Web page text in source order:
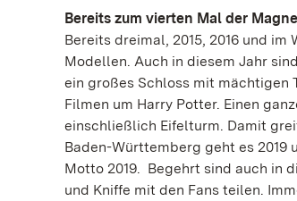
Bereits zum vierten Mal der
Bereits dreimal, 2015, 2016 und
Modellen. Auch in diesem Jahr
ein großes Schloss mit mächtigen
Filmen um Harry Potter. Einen
einschließlich Eifelturm. Damit
Baden-Württemberg geht es 2019
Motto 2019. Begehrt sind auch in
und Kniffe mit den Fans teilen.